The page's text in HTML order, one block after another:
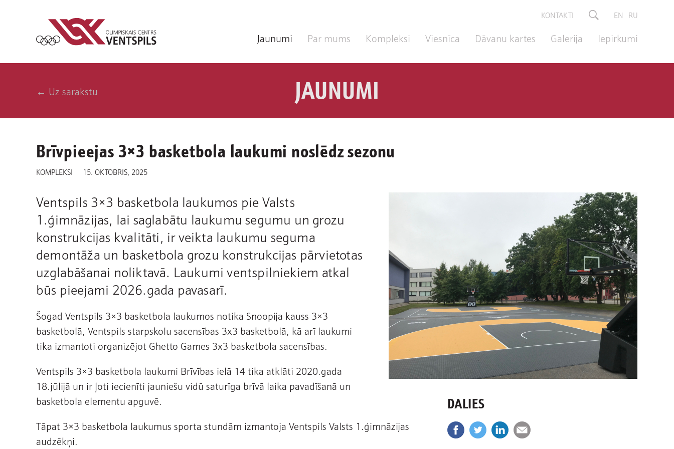
KONTAKTI EN RU
Jaunumi Par mums Kompleksi Viesnīca Dāvanu kartes Galerija Iepirkumi
← Uz sarakstu JAUNUMI
Brīvpieejas 3×3 basketbola laukumi noslēdz sezonu
KOMPLEKSI 15. OKTOBRIS, 2025
Ventspils 3×3 basketbola laukumos pie Valsts
1.ģimnāzijas, lai saglabātu laukumu segumu un grozu
konstrukcijas kvalitāti, ir veikta laukumu seguma
demontāža un basketbola grozu konstrukcijas pārvietotas
uzglabāšanai noliktavā. Laukumi ventspilniekiem atkal
būs pieejami 2026.gada pavasarī.
Šogad Ventspils 3×3 basketbola laukumos notika Snoopija kauss 3×3
basketbolā, Ventspils starpskolu sacensības 3x3 basketbolā, kā arī laukumi
tika izmantoti organizējot Ghetto Games 3x3 basketbola sacensības.
Ventspils 3×3 basketbola laukumi Brīvības ielā 14 tika atklāti 2020.gada
18.jūlijā un ir ļoti iecienīti jauniešu vidū saturīga brīvā laika pavadīšanā un
basketbola elementu apguvē.
Tāpat 3×3 basketbola laukumus sporta stundām izmantoja Ventspils Valsts 1.ģimnāzijas
audzēkņi.
DALIES